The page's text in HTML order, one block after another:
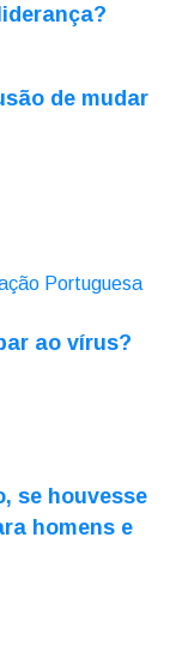
de mudar
ao vírus?
se houvesse
homens e